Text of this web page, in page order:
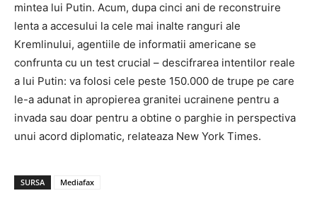
mintea lui Putin. Acum, dupa cinci ani de reconstruire
lenta a accesului la cele mai inalte ranguri ale
Kremlinului, agentiile de informatii americane se
confrunta cu un test crucial – descifrarea intentilor reale
a lui Putin: va folosi cele peste 150.000 de trupe pe care
le-a adunat in apropierea granitei ucrainene pentru a
invada sau doar pentru a obtine o parghie in perspectiva
unui acord diplomatic, relateaza New York Times.
SURSA Mediafax